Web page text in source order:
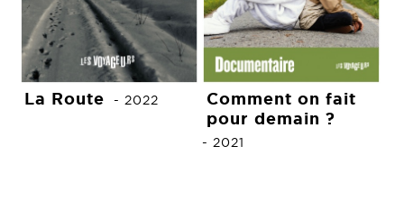
La Route - 2022
Comment on fait
pour demain ?
- 2021